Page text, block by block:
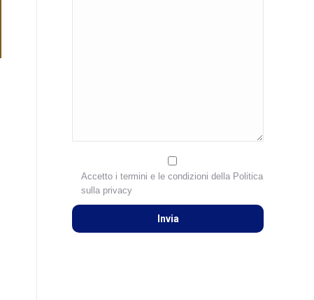
Accetto i termini e le condizioni della Politica
sulla privacy